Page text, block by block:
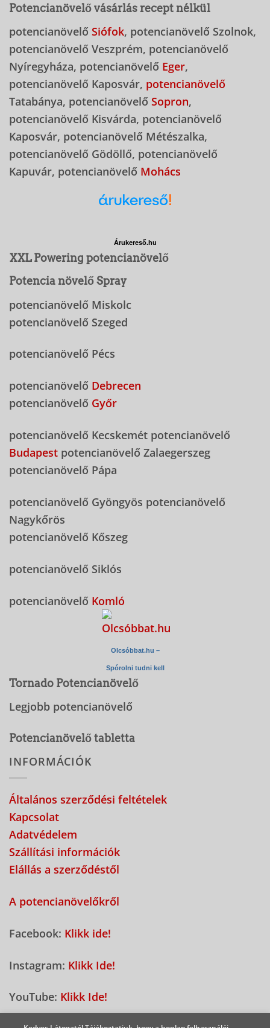
Potencianövelő vásárlás recept nélkül
potencianövelő Siófok, potencianövelő Szolnok,
potencianövelő Veszprém, potencianövelő
Nyíregyháza, potencianövelő Eger,
potencianövelő Kaposvár, potencianövelő
Tatabánya, potencianövelő Sopron,
potencianövelő Kisvárda, potencianövelő
Kaposvár, potencianövelő Métészalka,
potencianövelő Gödöllő, potencianövelő
Kapuvár, potencianövelő Mohács
Árukereső.hu
XXL Powering potencianövelő
Potencia növelő Spray
potencianövelő Miskolc
potencianövelő Szeged
potencianövelő Pécs
potencianövelő Debrecen
potencianövelő Győr
potencianövelő Kecskemét potencianövelő
Budapest potencianövelő Zalaegerszeg
potencianövelő Pápa
potencianövelő Gyöngyös potencianövelő
Nagykőrös
potencianövelő Kőszeg
potencianövelő Siklós
potencianövelő Komló
Olcsóbbat.hu –
Spórolni tudni kell
Tornado Potencianövelő
Legjobb potencianövelő
Potencianövelő tabletta
INFORMÁCIÓK
Általános szerződési feltételek
Kapcsolat
Adatvédelem
Szállítási információk
Elállás a szerződéstől
A potencianövelőkről
Facebook: Klikk ide!
Instagram: Klikk Ide!
YouTube: Klikk Ide!